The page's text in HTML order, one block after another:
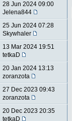
28 Jun 2024 09:00
Jelena844
25 Jun 2024 07:28
Skywhaler
13 Mar 2024 19:51
tetkaD
20 Jan 2024 13:13
zoranzota
27 Dec 2023 09:43
zoranzota
20 Dec 2023 20:35
tetkaD